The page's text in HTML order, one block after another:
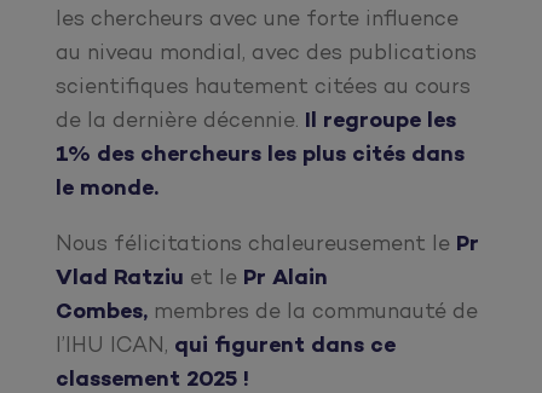
les chercheurs avec une forte influence
au niveau mondial, avec des publications
scientifiques hautement citées au cours
de la dernière décennie. Il regroupe les
1% des chercheurs les plus cités dans
le monde.
Nous félicitations chaleureusement le Pr
Vlad Ratziu et le Pr Alain
Combes, membres de la communauté de
l’IHU ICAN, qui figurent dans ce
classement 2025 !